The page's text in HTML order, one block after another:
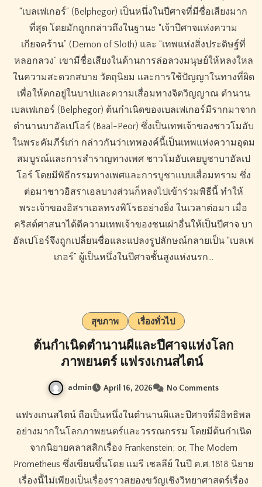
“เบลเฟเกอร์” (Belphegor) เป็นหนึ่งในปีศาจที่มีชื่อเสียงมาก
ที่สุด โดยมักถูกกล่าวถึงในฐานะ “เจ้าปีศาจแห่งความ
เกียจคร้าน” (Demon of Sloth) และ “เทพแห่งสิ่งประดิษฐ์ที่
หลอกลวง” เขามีชื่อเสียงในด้านการล่อลวงมนุษย์ให้หลงใหล
ในความสะดวกสบาย วัตถุนิยม และการใช้ปัญญาในทางที่ผิด
เพื่อให้ตกอยู่ในบาปและความเสื่อมทางจิตวิญญาณ ตำนาน
เบลเฟเกอร์ (Belphegor) ต้นกำเนิดของเบลเฟเกอร์มีรากมาจาก
ตำนานบาอัลเปโอร์ (Baal-Peor) ซึ่งเป็นเทพเจ้าของชาวโมอับ
ในพระคัมภีร์เก่า กล่าวกันว่าเทพองค์นี้เป็นเทพแห่งความอุดม
สมบูรณ์และการสำราญทางเพศ ชาวโมอับเคยบูชาบาอัลเป
โอร์ โดยมีพิธีกรรมทางเพศและการบูชาแบบเสื่อมทราม ซึ่ง
ต่อมาชาวอิสราเอลบางส่วนก็หลงไปเข้าร่วมพิธีนี้ ทำให้
พระเจ้าของอิสราเอลทรงพิโรธอย่างยิ่ง ในเวลาต่อมา เมื่อ
คริสต์ศาสนาได้ตีความเทพเจ้าของชนเผ่าอื่นให้เป็นปีศาจ บา
อัลเปโอร์จึงถูกเปลี่ยนชื่อและแปลงรูปลักษณ์กลายเป็น “เบลเฟ
เกอร์” ผู้เป็นหนึ่งในปีศาจชั้นสูงแห่งนรก…
สุขภาพ เรื่องทั่วไป
ต้นกำเนิดตำนานผีและปีศาจแห่งโลก
ภาพยนตร์ แฟรงเกนสไตน์
admin April 16, 2026 No Comments
แฟรงเกนสไตน์ ถือเป็นหนึ่งในตำนานผีและปีศาจที่มีอิทธิพล
อย่างมากในโลกภาพยนตร์และวรรณกรรม โดยมีต้นกำเนิด
จากนิยายคลาสสิกเรื่อง Frankenstein; or, The Modern
Prometheus ซึ่งเขียนขึ้นโดย แมรี เชลลีย์ ในปี ค.ศ. 1818 นิยาย
เรื่องนี้ไม่เพียงเป็นเรื่องราวสยองขวัญเชิงวิทยาศาสตร์เรื่อง